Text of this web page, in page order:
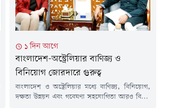
১ দিন আগে
বাংলাদেশ-অস্ট্রেলিয়ার বাণিজ্য ও
বিনিয়োগ জোরদারে গুরুত্ব
বাংলাদেশ ও অস্ট্রেলিয়ার মধ্যে বাণিজ্য, বিনিয়োগ,
দক্ষতা উন্নয়ন এবং গবেষণা সহযোগিতা আরও বিস্তৃত